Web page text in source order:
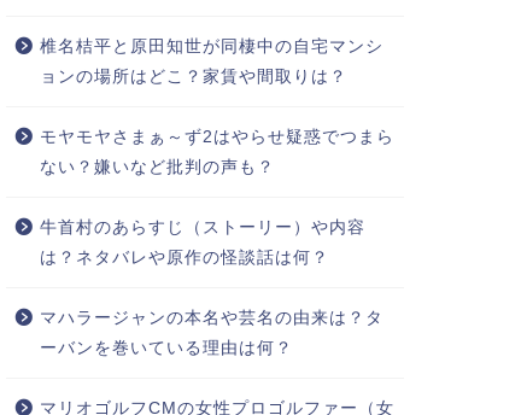
椎名桔平と原田知世が同棲中の自宅マンシ
ョンの場所はどこ？家賃や間取りは？
モヤモヤさまぁ～ず2はやらせ疑惑でつまら
ない？嫌いなど批判の声も？
牛首村のあらすじ（ストーリー）や内容
は？ネタバレや原作の怪談話は何？
マハラージャンの本名や芸名の由来は？タ
ーバンを巻いている理由は何？
マリオゴルフCMの女性プロゴルファー（女